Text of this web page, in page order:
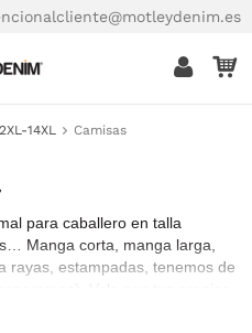
14XL Camisas
para caballero en talla
Manga corta, manga larga,
rayas, estampadas, tenemos de
camisa en talla grande para